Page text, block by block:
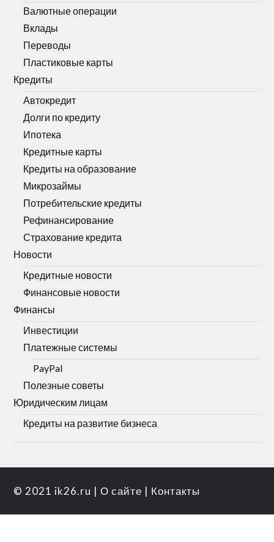
Валютные операции
Вклады
Переводы
Пластиковые карты
Кредиты
Автокредит
Долги по кредиту
Ипотека
Кредитные карты
Кредиты на образование
Микрозаймы
Потребительские кредиты
Рефинансирование
Страхование кредита
Новости
Кредитные новости
Финансовые новости
Финансы
Инвестиции
Платежные системы
PayPal
Полезные советы
Юридическим лицам
Кредиты на развитие бизнеса
© 2021 ik26.ru |О сайте | Контакты